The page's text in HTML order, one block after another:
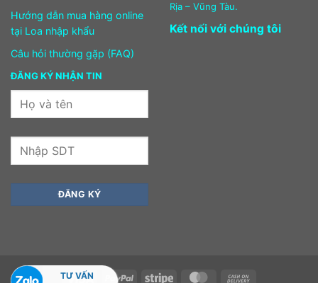
Hướng dẫn mua hàng online
tại Loa nhập khẩu
Câu hỏi thường gặp (FAQ)
ĐĂNG KÝ NHẬN TIN
Rịa – Vũng Tàu.
Kết nối với chúng tôi
PayPal Stripe MasterCard
TƯ VẤN